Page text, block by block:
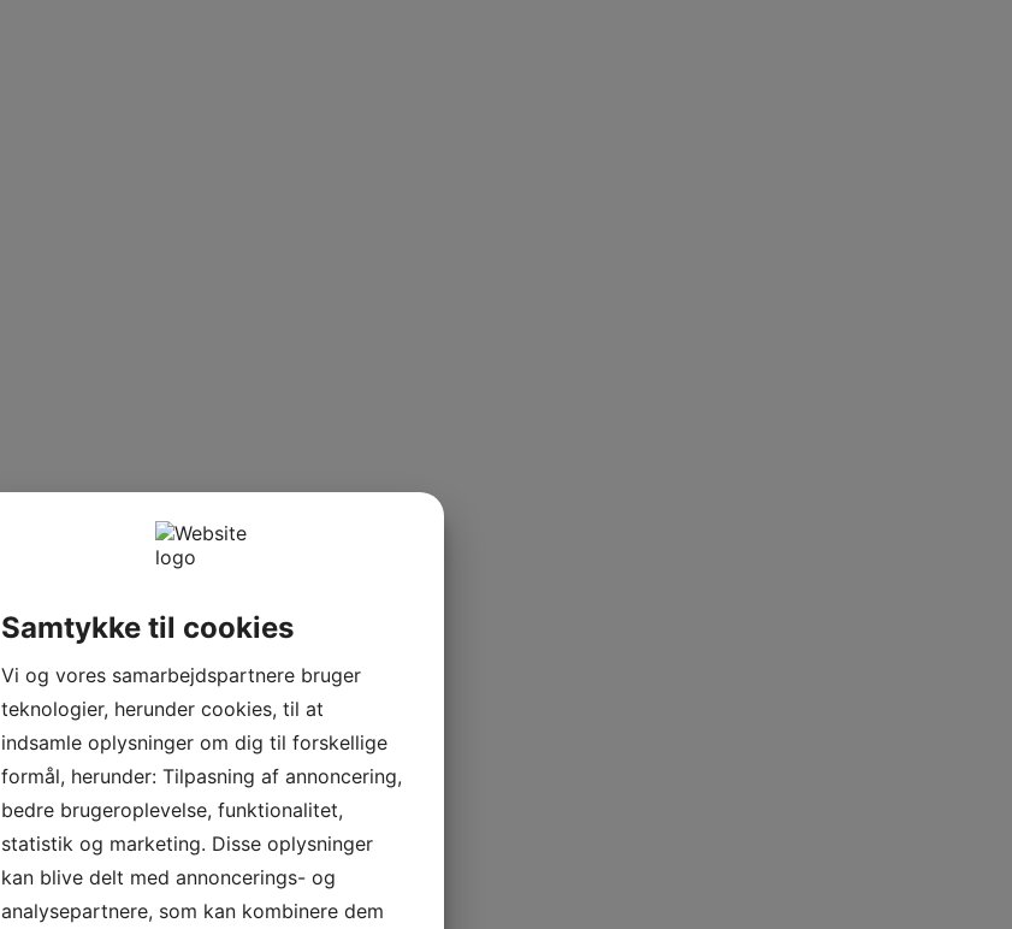
Samtykke til cookies
Vi og vores samarbejdspartnere bruger
teknologier, herunder cookies, til at
indsamle oplysninger om dig til forskellige
formål, herunder: Tilpasning af annoncering,
bedre brugeroplevelse, funktionalitet,
statistik og marketing. Disse oplysninger
kan blive delt med annoncerings- og
analysepartnere, som kan kombinere dem